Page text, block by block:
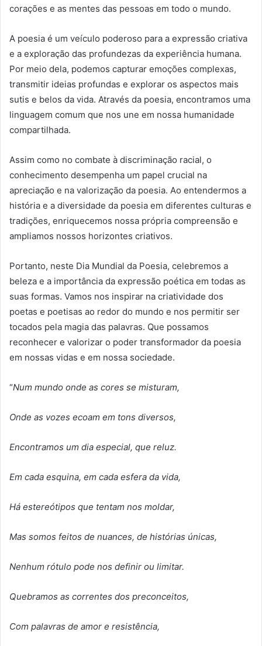
corações e as mentes das pessoas em todo o mundo.
A poesia é um veículo poderoso para a expressão criativa
e a exploração das profundezas da experiência humana.
Por meio dela, podemos capturar emoções complexas,
transmitir ideias profundas e explorar os aspectos mais
sutis e belos da vida. Através da poesia, encontramos uma
linguagem comum que nos une em nossa humanidade
compartilhada.
Assim como no combate à discriminação racial, o
conhecimento desempenha um papel crucial na
apreciação e na valorização da poesia. Ao entendermos a
história e a diversidade da poesia em diferentes culturas e
tradições, enriquecemos nossa própria compreensão e
ampliamos nossos horizontes criativos.
Portanto, neste Dia Mundial da Poesia, celebremos a
beleza e a importância da expressão poética em todas as
suas formas. Vamos nos inspirar na criatividade dos
poetas e poetisas ao redor do mundo e nos permitir ser
tocados pela magia das palavras. Que possamos
reconhecer e valorizar o poder transformador da poesia
em nossas vidas e em nossa sociedade.
“Num mundo onde as cores se misturam,
Onde as vozes ecoam em tons diversos,
Encontramos um dia especial, que reluz.
Em cada esquina, em cada esfera da vida,
Há estereótipos que tentam nos moldar,
Mas somos feitos de nuances, de histórias únicas,
Nenhum rótulo pode nos definir ou limitar.
Quebramos as correntes dos preconceitos,
Com palavras de amor e resistência,